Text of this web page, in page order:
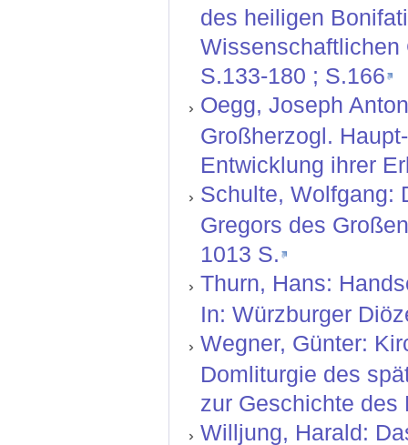
des heiligen
Wissenschaftlichen
S.133-180 ; S.166
Oegg, Joseph
Großherzogl.
Entwicklung ihrer
Schulte, Wolfgang:
Gregors des
1013 S.
Thurn, Hans:
In: Würzburger
Wegner, Günter:
Domliturgie des
zur Geschichte des
Willjung, Harald: